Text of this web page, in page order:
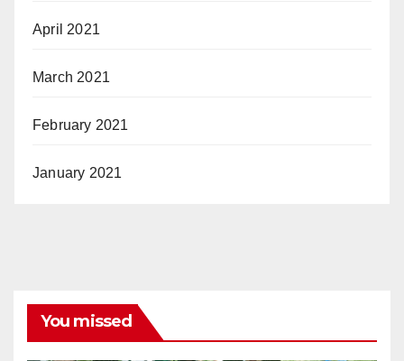
April 2021
March 2021
February 2021
January 2021
You missed